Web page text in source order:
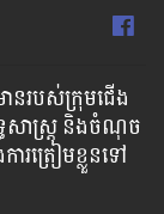
ន​របស់​ក្រុម​ជើង​
ធសាស្ត្រ​ និង​ចំណុច​
ារ​ត្រៀម​ខ្លួន​ទៅ​